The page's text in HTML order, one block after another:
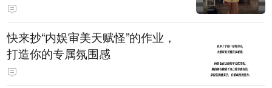
快来抄“内娱审美天赋怪”的作业，
打造你的专属氛围感